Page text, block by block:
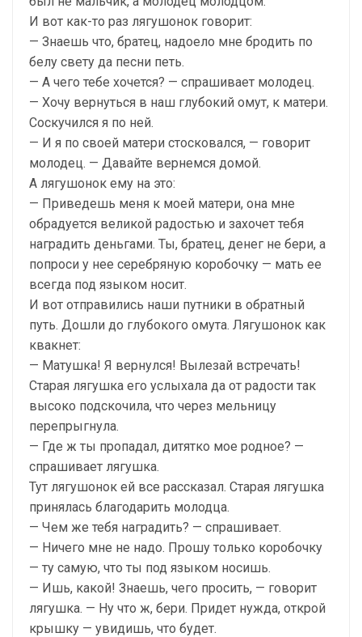
И вот как-то раз лягушонок говорит:
— Знаешь что, братец, надоело мне бродить по
белу свету да песни петь.
— А чего тебе хочется? — спрашивает молодец.
— Хочу вернуться в наш глубокий омут, к матери.
Соскучился я по ней.
— И я по своей матери стосковался, — говорит
молодец. — Давайте вернемся домой.
А лягушонок ему на это:
— Приведешь меня к моей матери, она мне
обрадуется великой радостью и захочет тебя
наградить деньгами. Ты, братец, денег не бери, а
попроси у нее серебряную коробочку — мать ее
всегда под языком носит.
И вот отправились наши путники в обратный
путь. Дошли до глубокого омута. Лягушонок как
квакнет:
— Матушка! Я вернулся! Вылезай встречать!
Старая лягушка его услыхала да от радости так
высоко подскочила, что через мельницу
перепрыгнула.
— Где ж ты пропадал, дитятко мое родное? —
спрашивает лягушка.
Тут лягушонок ей все рассказал. Старая лягушка
принялась благодарить молодца.
— Чем же тебя наградить? — спрашивает.
— Ничего мне не надо. Прошу только коробочку
— ту самую, что ты под языком носишь.
— Ишь, какой! Знаешь, чего просить, — говорит
лягушка. — Ну что ж, бери. Придет нужда, открой
крышку — увидишь, что будет.